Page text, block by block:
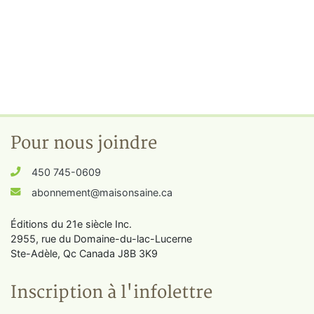
Pour nous joindre
450 745-0609
abonnement@maisonsaine.ca
Éditions du 21e siècle Inc.
2955, rue du Domaine-du-lac-Lucerne
Ste-Adèle, Qc Canada J8B 3K9
Inscription à l'infolettre